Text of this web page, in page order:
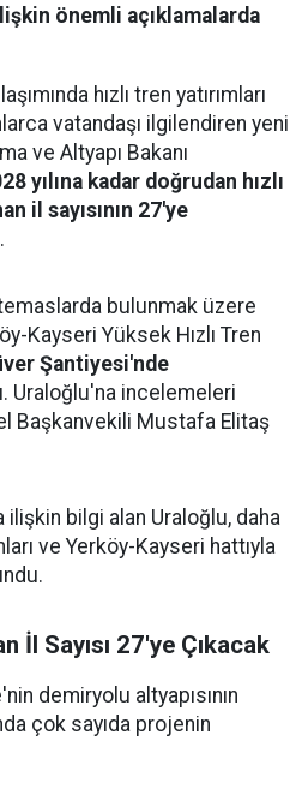
önemli açıklamalarda
hızlı tren yatırımları
vatandaşı ilgilendiren yeni
ve Altyapı Bakanı
yılına kadar doğrudan hızlı
il sayısının 27'ye
bulunmak üzere
Kayseri Yüksek Hızlı Tren
Şantiyesi'nde
Uraloğlu'na incelemeleri
Başkanvekili Mustafa Elitaş
bilgi alan Uraloğlu, daha
ve Yerköy-Kayseri hattıyla
İl Sayısı 27'ye Çıkacak
demiryolu altyapısının
çok sayıda projenin